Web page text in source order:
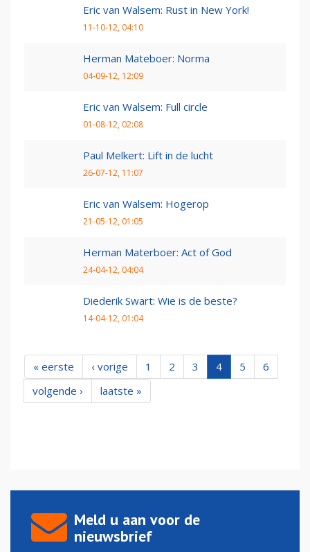
Eric van Walsem: Rust in New York!
11-10-12, 04:10
Herman Mateboer: Norma
04-09-12, 12:09
Eric van Walsem: Full circle
01-08-12, 02:08
Paul Melkert: Lift in de lucht
26-07-12, 11:07
Eric van Walsem: Hogerop
21-05-12, 01:05
Herman Materboer: Act of God
24-04-12, 04:04
Diederik Swart: Wie is de beste?
14-04-12, 01:04
« eerste ‹ vorige 1 2 3 4 5
6
volgende ›
laatste »
Meld u aan voor de
nieuwsbrief